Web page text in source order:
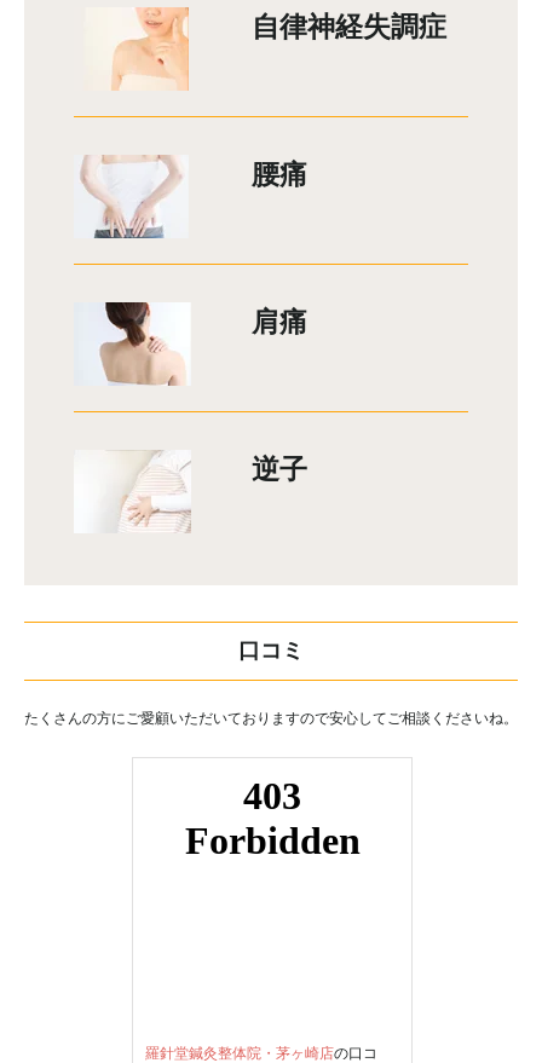
自律神経失調症
腰痛
肩痛
逆子
口コミ
たくさんの方にご愛顧いただいておりますので安心してご相談くださいね。
羅針堂鍼灸整体院・茅ヶ崎店の口コ